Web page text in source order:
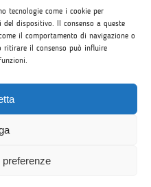
tecnologie come i cookie per
del dispositivo. Il consenso a queste
il comportamento di navigazione o
ritirare il consenso può influire